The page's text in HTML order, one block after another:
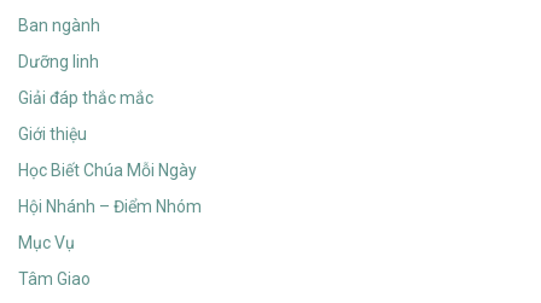
Ban ngành
Dưỡng linh
Giải đáp thắc mắc
Giới thiệu
Học Biết Chúa Mỗi Ngày
Hội Nhánh – Điểm Nhóm
Mục Vụ
Tâm Giao